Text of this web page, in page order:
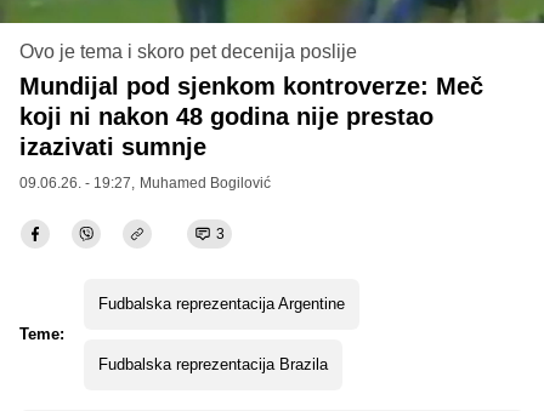
Ovo je tema i skoro pet decenija poslije
Mundijal pod sjenkom kontroverze: Meč
koji ni nakon 48 godina nije prestao
izazivati sumnje
09.06.26. - 19:27, Muhamed Bogilović
3
Teme:
Fudbalska reprezentacija Argentine
Fudbalska reprezentacija Brazila